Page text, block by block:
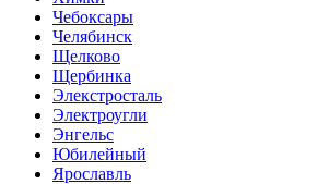
Чебоксары
Челябинск
Щелково
Щербинка
Элекстросталь
Электроугли
Энгельс
Юбилейный
Ярославль